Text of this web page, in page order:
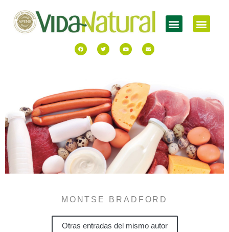
MONTSE BRADFORD
Otras entradas del mismo autor